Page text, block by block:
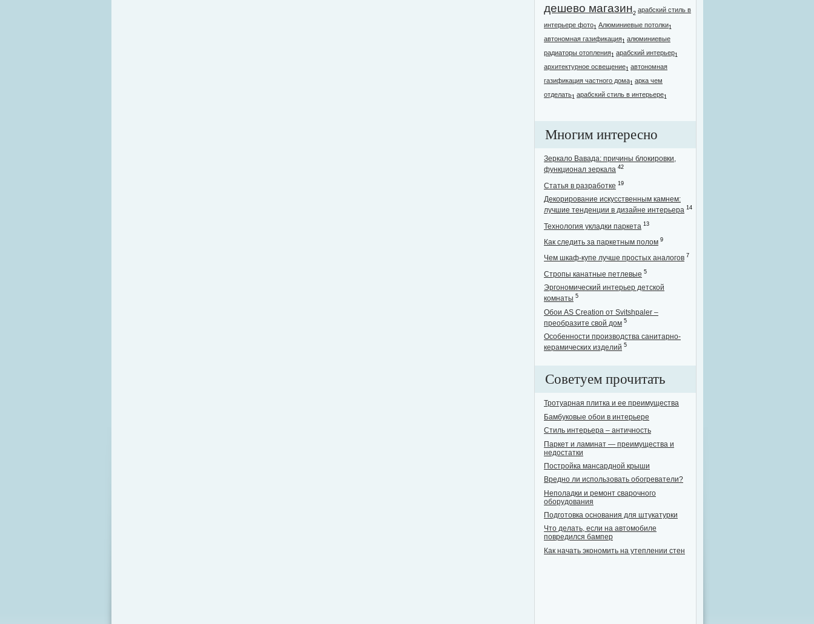
дешево магазин2 арабский стиль в
интерьере фото1 Алюминиевые потолки1
автономная газификация1 алюминиевые
радиаторы отопления1 арабский интерьер1
архитектурное освещение1 автономная
газификация частного дома1 арка чем
отделать1 арабский стиль в интерьере1
Многим интересно
Зеркало Вавада: причины блокировки,
функционал зеркала 42
Статья в разработке 19
Декорирование искусственным камнем:
лучшие тенденции в дизайне интерьера 14
Технология укладки паркета 13
Как следить за паркетным полом 9
Чем шкаф-купе лучше простых аналогов 7
Стропы канатные петлевые 5
Эргономический интерьер детской
комнаты 5
Обои AS Creation от Svitshpaler –
преобразите свой дом 5
Особенности производства санитарно-
керамических изделий 5
Советуем прочитать
Тротуарная плитка и ее преимущества
Бамбуковые обои в интерьере
Стиль интерьера – античность
Паркет и ламинат — преимущества и
недостатки
Постройка мансардной крыши
Вредно ли использовать обогреватели?
Неполадки и ремонт сварочного
оборудования
Подготовка основания для штукатурки
Что делать, если на автомобиле
повредился бампер
Как начать экономить на утеплении стен